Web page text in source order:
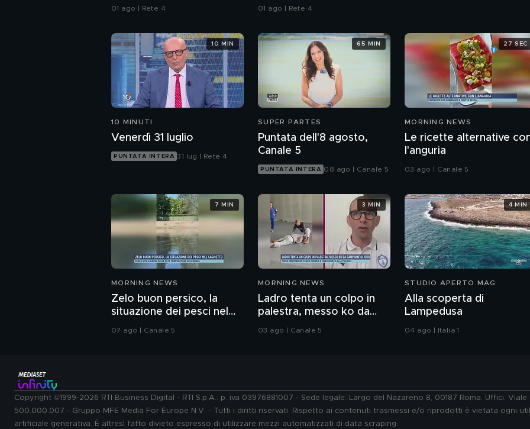
01 ago | Rete 4 01 ago | Rete 4
10 MINUTI
Venerdì 31 luglio
PUNTATA INTERA 31 lug | Rete 4
10 MIN
SUPER PARTES
Puntata dell'8 agosto,
Canale 5
PUNTATA INTERA 08 ago | Canale 5
65 MIN
MORNING NEWS
Le ricette alternative
l'anguria
03 ago | Canale 5
27 SEC
MORNING NEWS
Zelo buon persico, la
situazione dei pesci nel
laghetto
07 ago | Canale 5
7 MIN
MORNING NEWS
Ladro tenta un colpo in
palestra, messo ko da
campione di judo
03 ago | Canale 5
3 MIN
STUDIO APERTO MAG
Alla scoperta di
Lampedusa
04 ago | Italia 1
4 MIN
Copyright ©1999-2026 RTI Business Digital - RTI S.p.A.: p. iva 03976881007 - Sede legale: Largo del Nazareno 8, 00187 Roma. Uffici:
500.000.007 - Gruppo MFE Media For Europe N.V. - Tutti i diritti riservati. Rispetto ai contenuti trasmessi e/o riprodotti è vietata ogni
artificiale generativa. È altresì fatto divieto espresso di utilizzare mezzi automatizzati di data scraping.